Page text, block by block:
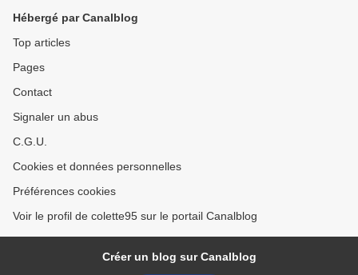
Hébergé par Canalblog
Top articles
Pages
Contact
Signaler un abus
C.G.U.
Cookies et données personnelles
Préférences cookies
Voir le profil de colette95 sur le portail Canalblog
Créer un blog sur Canalblog